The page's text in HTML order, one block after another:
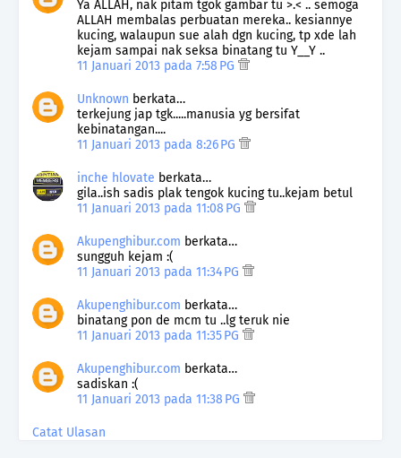
Ya ALLAH, nak pitam tgok gambar tu >.< .. semoga
ALLAH membalas perbuatan mereka.. kesiannye
kucing, walaupun sue alah dgn kucing, tp xde lah
kejam sampai nak seksa binatang tu Y__Y ..
11 Januari 2013 pada 7:58 PG
Unknown berkata…
terkejung jap tgk.....manusia yg bersifat
kebinatangan....
11 Januari 2013 pada 8:26 PG
inche hlovate berkata…
gila..ish sadis plak tengok kucing tu..kejam betul
11 Januari 2013 pada 11:08 PG
Akupenghibur.com berkata…
sungguh kejam :(
11 Januari 2013 pada 11:34 PG
Akupenghibur.com berkata…
binatang pon de mcm tu ..lg teruk nie
11 Januari 2013 pada 11:35 PG
Akupenghibur.com berkata…
sadiskan :(
11 Januari 2013 pada 11:38 PG
Catat Ulasan